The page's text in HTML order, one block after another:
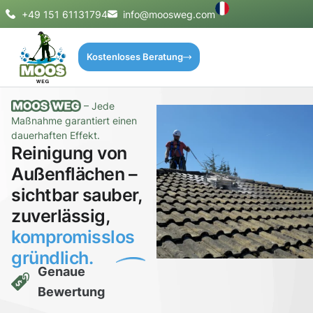
+49 151 61131794 info@moosweg.com
Kostenloses Beratung
– Jede
Maßnahme garantiert einen
dauerhaften Effekt.
Reinigung von
Außenflächen –
sichtbar sauber,
zuverlässig,
kompromisslos
gründlich.
Genaue
Bewertung